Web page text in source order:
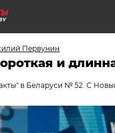
Первунин
и
в Беларуси № 52. С